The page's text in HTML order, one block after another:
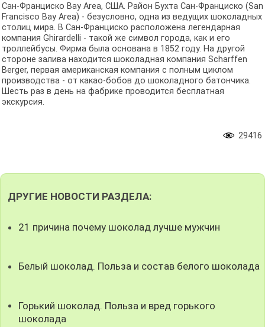
Сан-Франциско Bay Area, США. Район Бухта Сан-Франциско (San
Francisco Bay Area) - безусловно, одна из ведущих шоколадных
столиц мира. В Сан-Франциско расположена легендарная
компания Ghirardelli - такой же символ города, как и его
троллейбусы. Фирма была основана в 1852 году. На другой
стороне залива находится шоколадная компания Scharffen
Berger, первая американская компания с полным циклом
производства - от какао-бобов до шоколадного батончика.
Шесть раз в день на фабрике проводится бесплатная
экскурсия.
29416
ДРУГИЕ НОВОСТИ РАЗДЕЛА:
21 причина почему шоколад лучше мужчин
Белый шоколад. Польза и состав белого шоколада
Горький шоколад. Польза и вред горького
шоколада